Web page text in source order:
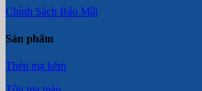
Chính Sách Bảo Mật
Sản phẩm
Thép mạ kẽm